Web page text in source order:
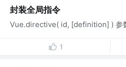
封装全局指令
Vue.directive( id, [definition] ) 参
1